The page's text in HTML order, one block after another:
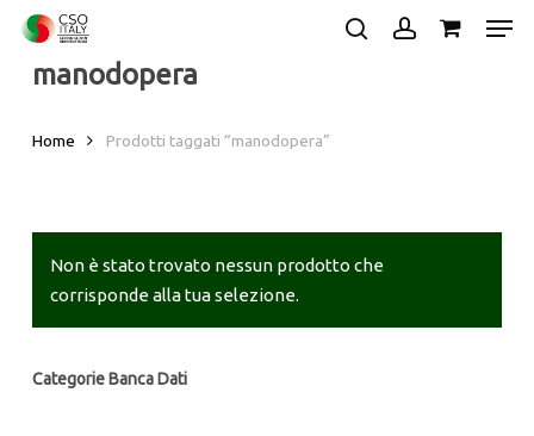
Skip
mainmanodopera
Home Prodotti taggati “manodopera”
Non è stato trovato nessun prodotto che
corrisponde alla tua selezione.
Categorie Banca Dati